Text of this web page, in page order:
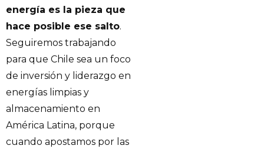
energía es la pieza que
hace posible ese salto.
Seguiremos trabajando
para que Chile sea un foco
de inversión y liderazgo en
energías limpias y
almacenamiento en
América Latina, porque
cuando apostamos por las